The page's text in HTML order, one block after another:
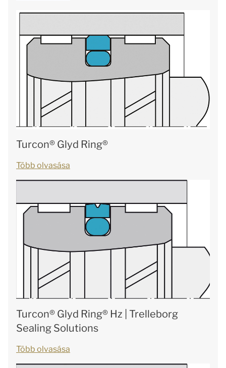
Turcon® Glyd Ring®
Több olvasása
Turcon® Glyd Ring® Hz | Trelleborg
Sealing Solutions
Több olvasása